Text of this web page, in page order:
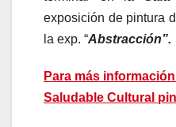
exposición de pintura
la exp. “Abstracción”.
Para más
Saludable Cultural